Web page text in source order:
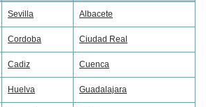
Sevilla Albacete
Cordoba Ciudad Real
Cadiz Cuenca
Huelva Guadalajara